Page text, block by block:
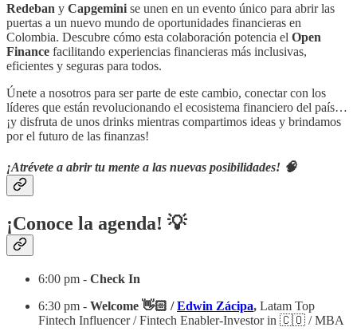
Redeban y Capgemini se unen en un evento único para abrir las
puertas a un nuevo mundo de oportunidades financieras en
Colombia. Descubre cómo esta colaboración potencia el Open
Finance facilitando experiencias financieras más inclusivas,
eficientes y seguras para todos.
Únete a nosotros para ser parte de este cambio, conectar con los
líderes que están revolucionando el ecosistema financiero del país…
¡y disfruta de unos drinks mientras compartimos ideas y brindamos
por el futuro de las finanzas!
¡Atrévete a abrir tu mente a las nuevas posibilidades! 🧠
¡Conoce la agenda! 💡
6:00 pm - Check In
6:30 pm - Welcome 👋🏻 /Edwin Zácipa, Latam Top
Fintech Influencer / Fintech Enabler-Investor in 🇨🇴 / MBA